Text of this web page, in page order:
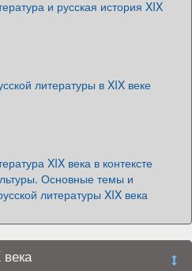
и русская история XIX
литературы в XIX веке
XIX века в контексте
Основные темы и
литературы XIX века